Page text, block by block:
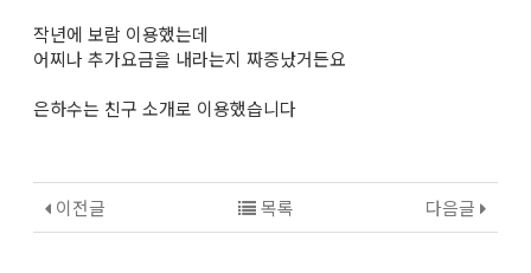
작년에 보람 이용했는데
어찌나 추가요금을 내라는지 짜증났거든요
은하수는 친구 소개로 이용했습니다
이전글 다음글
목록